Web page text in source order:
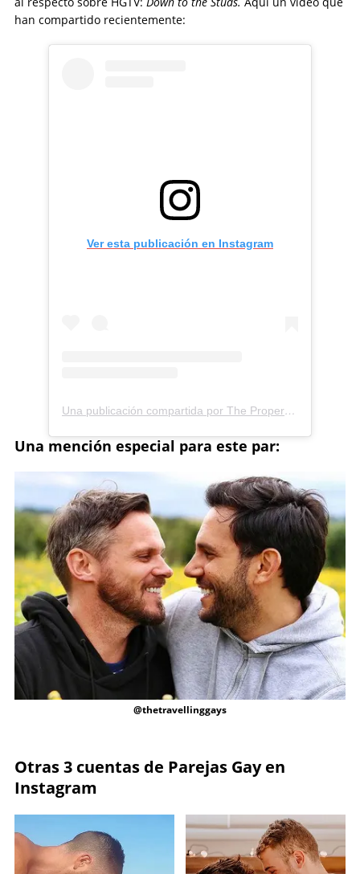
han compartido recientemente:
Ver esta publicación en Instagram
Una publicación compartida por The Property Lovers (@pjandthomas)
Una mención especial para este par:
@thetravellinggays
Otras 3 cuentas de Parejas Gay en
Instagram